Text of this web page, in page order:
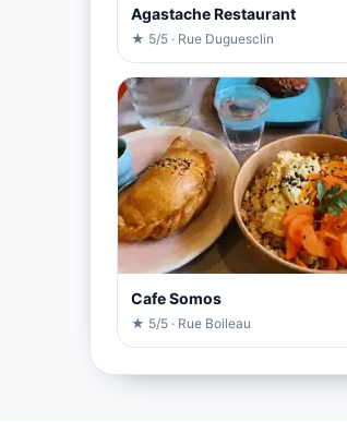
Agastache Restaurant
★ 5/5 · Rue Duguesclin
Cafe Somos
★ 5/5 · Rue Boileau